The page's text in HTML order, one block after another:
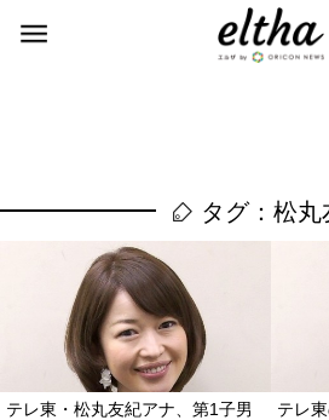
タグ：松丸
テレ東・松丸友紀アナ、第1子男
テレ